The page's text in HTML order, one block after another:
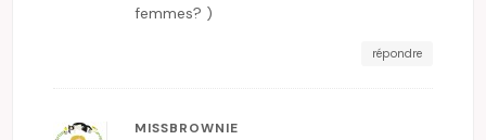
femmes? )
répondre
MISSBROWNIE